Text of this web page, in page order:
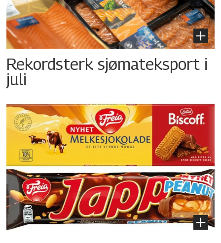
Rekordsterk sjømateksport i
juli